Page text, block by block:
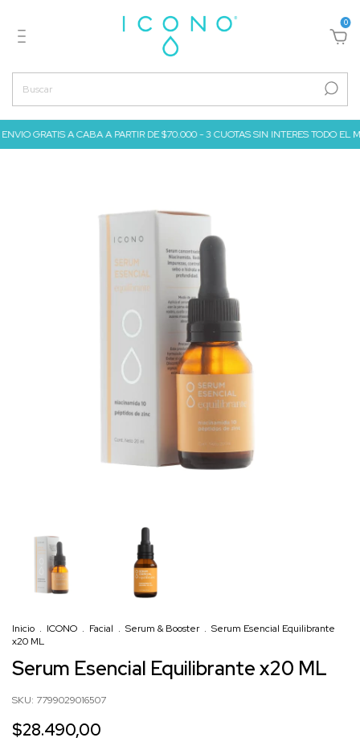
0
GRATIS A CABA A PARTIR DE $70.000 - 3 CUOTAS SIN INTERES TODO
Inicio . ICONO . Facial . Serum & Booster . Serum Esencial Equilibrante
x20 ML
Serum Esencial Equilibrante x20 ML
SKU: 7799029016507
$28.490,00